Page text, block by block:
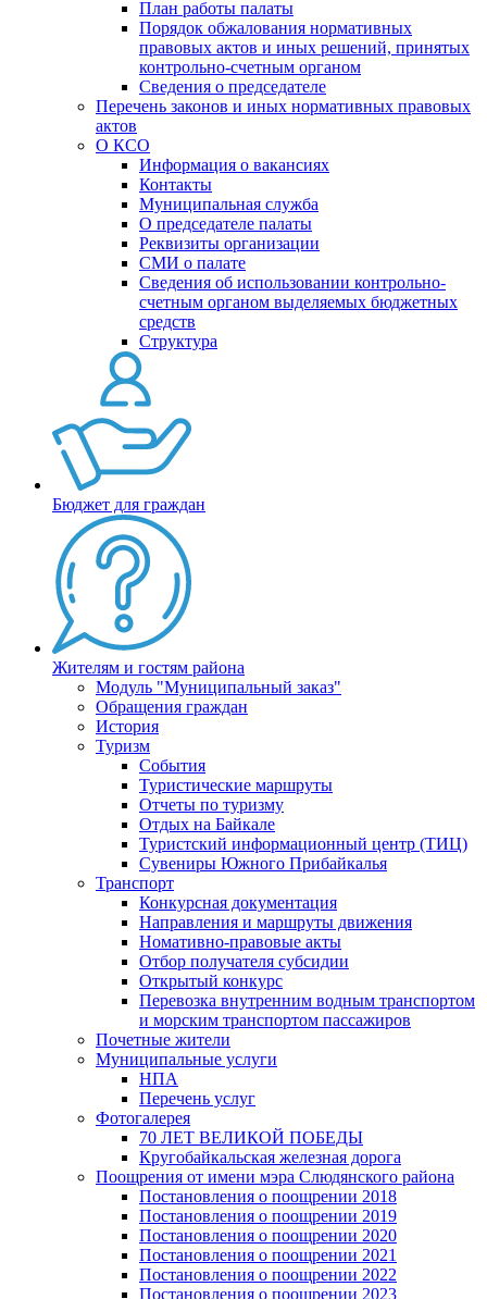
План работы палаты
Порядок обжалования нормативных
правовых актов и иных решений, принятых
контрольно-счетным органом
Сведения о председателе
Перечень законов и иных нормативных правовых
актов
О КСО
Информация о вакансиях
Контакты
Муниципальная служба
О председателе палаты
Реквизиты организации
СМИ о палате
Сведения об использовании контрольно-
счетным органом выделяемых бюджетных
средств
Структура
Бюджет для граждан
Жителям и гостям района
Модуль "Муниципальный заказ"
Обращения граждан
История
Туризм
События
Туристические маршруты
Отчеты по туризму
Отдых на Байкале
Туристский информационный центр (ТИЦ)
Сувениры Южного Прибайкалья
Транспорт
Конкурсная документация
Направления и маршруты движения
Номативно-правовые акты
Отбор получателя субсидии
Открытый конкурс
Перевозка внутренним водным транспортом
и морским транспортом пассажиров
Почетные жители
Муниципальные услуги
НПА
Перечень услуг
Фотогалерея
70 ЛЕТ ВЕЛИКОЙ ПОБЕДЫ
Кругобайкальская железная дорога
Поощрения от имени мэра Слюдянского района
Постановления о поощрении 2018
Постановления о поощрении 2019
Постановления о поощрении 2020
Постановления о поощрении 2021
Постановления о поощрении 2022
Постановления о поощрении 2023